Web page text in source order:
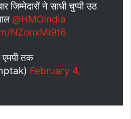
जिम्मेदारों ने साधी चुप्पी उठ
@HMOIndia
NZonxMi9t6
एमपी तक
February 4,